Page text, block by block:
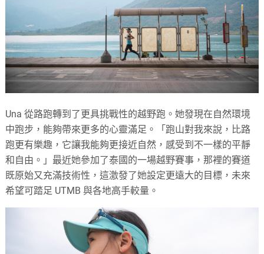
Una 從路跑轉到了更具挑戰性的越野跑。她發現在自然環境
中跑步，能夠帶來更多的心靈滿足。「跑山對我來說，比路
跑更有樂趣，它讓我能夠更接近自然，感受到不一樣的平靜
和自由。」最近她參加了泰國的一場越野賽事，那裡的賽道
既原始又充滿技術性，這激發了她設定更遠大的目標，未來
希望可踏足 UTMB 與各地高手較量。